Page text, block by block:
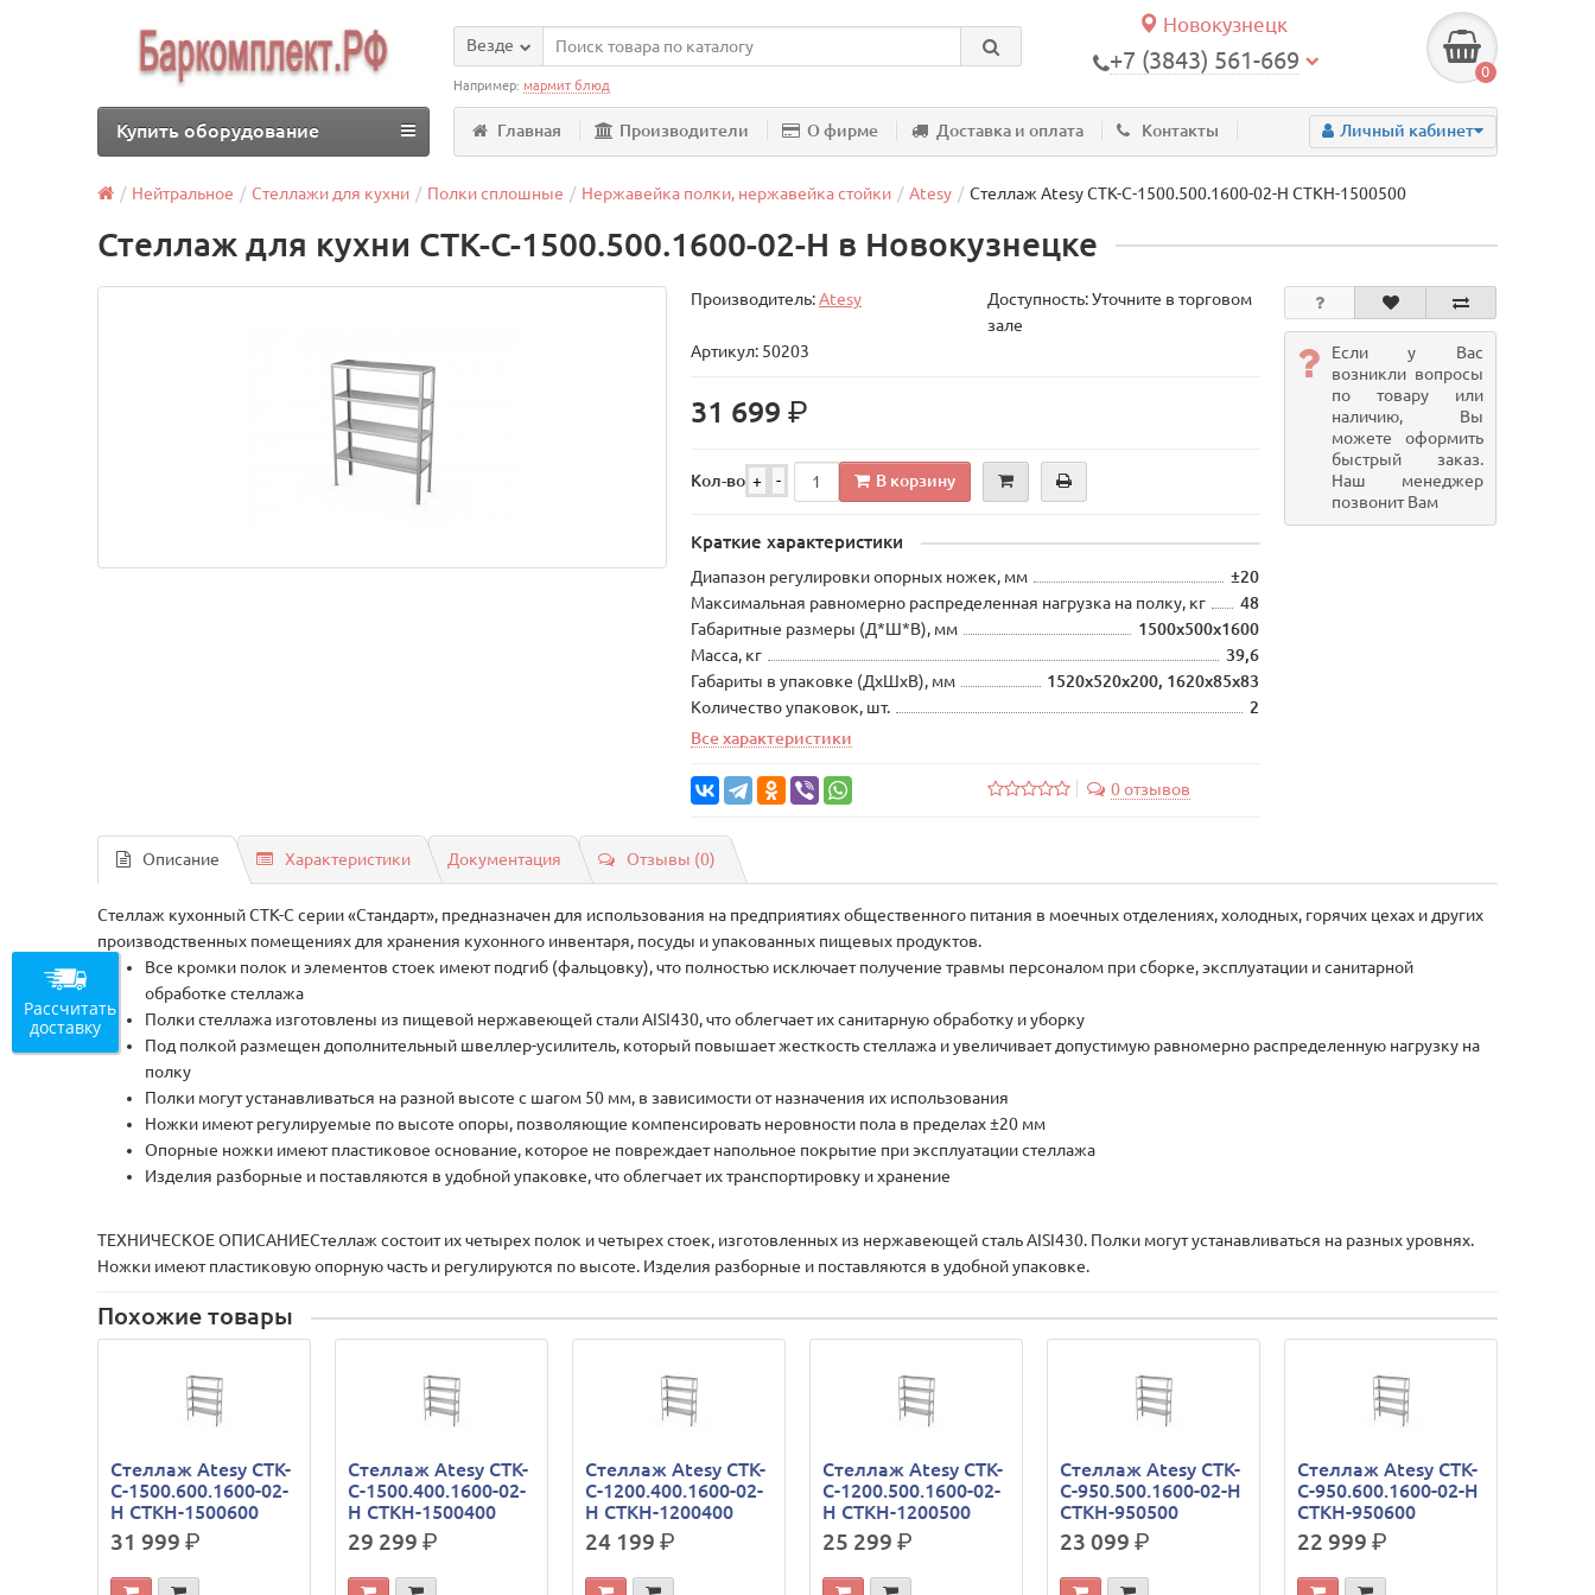
Новокузнецк
+7 (3843) 561-669 0
Везде
Например:мармит блюд
Главная Производители О фирме Доставка и оплата Контакты Личный кабинет
Купить оборудование
Нейтральное Стеллажи для кухни Полки сплошные Нержавейка полки, нержавейка стойки Atesy Стеллаж Atesy СТК-С-1500.500.1600-02-Н СТКН-1500500
Стеллаж для кухни СТК-С-1500.500.1600-02-Н в Новокузнецке
Производитель:Atesy
Доступность: Уточните в торговом
зале
Артикул: 50203
31 699р.
Кол-во + - В корзину
Краткие характеристики
Диапазон регулировки опорных ножек, мм
±20
Максимальная равномерно распределенная нагрузка на полку, кг
48
Габаритные размеры (Д*Ш*В), мм
1500х500х1600
Масса, кг
39,6
Габариты в упаковке (ДхШхВ), мм
1520х520х200, 1620х85х83
Количество упаковок, шт.
2
Все характеристики
0 отзывов
Если у Вас
возникли вопросы
по товару или
наличию, Вы
можете оформить
быстрый заказ.
Наш менеджер
позвонит Вам
Описание Характеристики Документация Отзывы (0)
Стеллаж кухонный СТК-С серии «Стандарт», предназначен для использования на предприятиях общественного питания в моечных отделениях, холодных, горячих цехах и других
производственных помещениях для хранения кухонного инвентаря, посуды и упакованных пищевых продуктов.
Все кромки полок и элементов стоек имеют подгиб (фальцовку), что полностью исключает получение травмы персоналом при сборке, эксплуатации и санитарной
обработке стеллажа
Полки стеллажа изготовлены из пищевой нержавеющей стали AISI430, что облегчает их санитарную обработку и уборку
Под полкой размещен дополнительный швеллер-усилитель, который повышает жесткость стеллажа и увеличивает допустимую равномерно распределенную нагрузку на
полку
Полки могут устанавливаться на разной высоте с шагом 50 мм, в зависимости от назначения их использования
Ножки имеют регулируемые по высоте опоры, позволяющие компенсировать неровности пола в пределах ±20 мм
Опорные ножки имеют пластиковое основание, которое не повреждает напольное покрытие при эксплуатации стеллажа
Изделия разборные и поставляются в удобной упаковке, что облегчает их транспортировку и хранение
ТЕХНИЧЕСКОЕ ОПИСАНИЕСтеллаж состоит их четырех полок и четырех стоек, изготовленных из нержавеющей сталь AISI430. Полки могут устанавливаться на разных уровнях.
Ножки имеют пластиковую опорную часть и регулируются по высоте. Изделия разборные и поставляются в удобной упаковке.
Похожие товары
Стеллаж Atesy СТК-
С-1500.600.1600-02-
Н СТКН-1500600
31 999р.
Стеллаж Atesy СТК-
С-1500.400.1600-02-
Н СТКН-1500400
29 299р.
Стеллаж Atesy СТК-
С-1200.400.1600-02-
Н СТКН-1200400
24 199р.
Стеллаж Atesy СТК-
С-1200.500.1600-02-
Н СТКН-1200500
25 299р.
Стеллаж Atesy СТК-
С-950.500.1600-02-Н
СТКН-950500
23 099р.
Стеллаж Atesy СТК-
С-950.600.1600-02-Н
СТКН-950600
22 999р.
Рассчитать
доставку